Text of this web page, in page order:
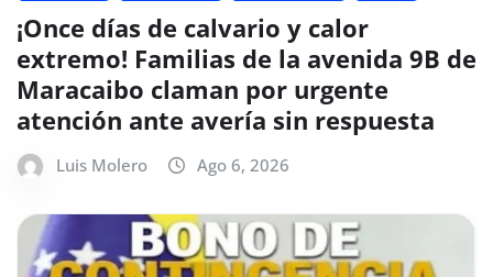
¡Once días de calvario y calor
extremo! Familias de la avenida 9B de
Maracaibo claman por urgente
atención ante avería sin respuesta
Luis Molero Ago 6, 2026